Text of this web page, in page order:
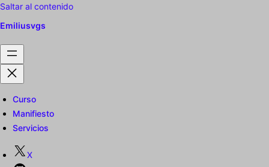
Saltar al contenido
Emiliusvgs
Curso
Manifiesto
Servicios
X